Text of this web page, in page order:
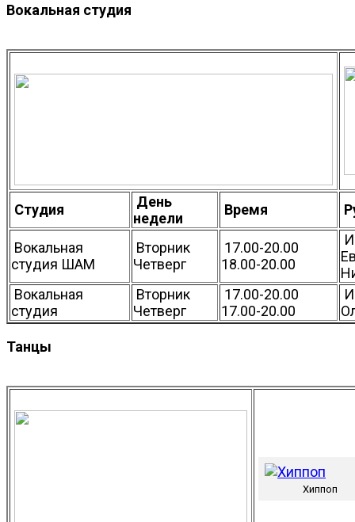
Вокальная студия
Студия
День
недели
Время
Вокальная
студия ШАМ
Вторник
Четверг
17.00-20.00
18.00-20.00
Вокальная
студия
Вторник
Четверг
17.00-20.00
17.00-20.00
Танцы
Хиппоп